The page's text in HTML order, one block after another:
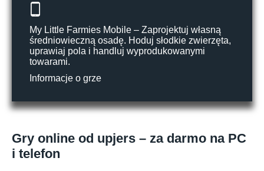
My Little Farmies Mobile – Zaprojektuj własną
średniowieczną osadę. Hoduj słodkie zwierzęta,
uprawiaj pola i handluj wyprodukowanymi
towarami.
Informacje o grze
Gry online od upjers – za darmo na PC
i telefon